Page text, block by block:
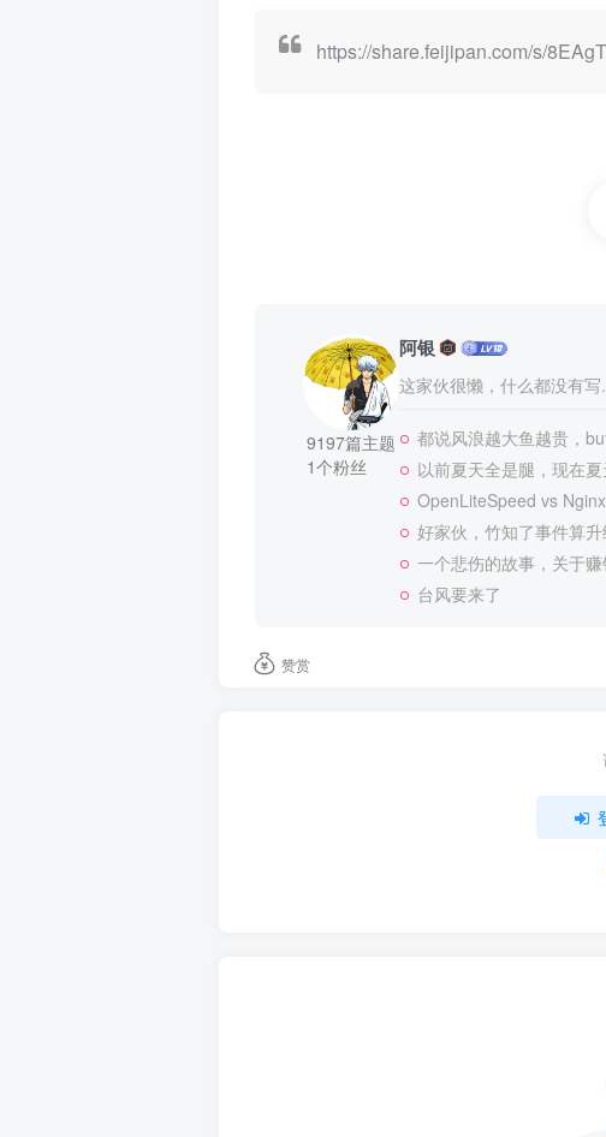
https://share.feijipan.com/s/
9197篇主题
1个粉丝
阿银
这家伙很懒，什么都没有写
都说风浪越大鱼越贵，but
以前夏天全是腿，现在
OpenLiteSpeed vs
好家伙，竹知了事件算
一个悲伤的故事，关于赚
台风要来了
赞赏